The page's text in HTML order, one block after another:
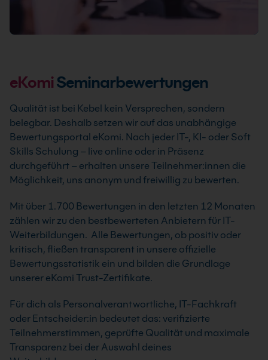
Nächster Termin: 24.09.2026
DATEV Rechnungswesen Kurs
Buchführung Kurs lernst Du das Einspielen,
Sichern und Löschen von Rechnungswesen-
Daten. Du erhältst einen Einstieg in das DATEV
pro Programm anhand praxisnaher
Fallbeispiele und zahlreicher Übungsaufgaben.
Nächster Termin: 24.08.2026
14 Standorte
Live Online
Garantiekurs
eKomiSeminarbewertungen
Qualität ist bei Kebel kein Versprechen, sondern
belegbar. Deshalb setzen wir auf das unabhängige
Bewertungsportal eKomi. Nach jeder IT-, KI- oder Soft
Skills Schulung – live online oder in Präsenz
durchgeführt – erhalten unsere Teilnehmer:innen die
Möglichkeit, uns anonym und freiwillig zu bewerten.
Mit über 1.700 Bewertungen in den letzten 12 Monaten
zählen wir zu den bestbewerteten Anbietern für IT-
Weiterbildungen. Alle Bewertungen, ob positiv oder
kritisch, fließen transparent in unsere offizielle
Bewertungsstatistik ein und bilden die Grundlage
unserer eKomi Trust-Zertifikate.
Für dich als Personalverantwortliche, IT-Fachkraft
oder Entscheider:in bedeutet das: verifizierte
Teilnehmerstimmen, geprüfte Qualität und maximale
Transparenz bei der Auswahl deines